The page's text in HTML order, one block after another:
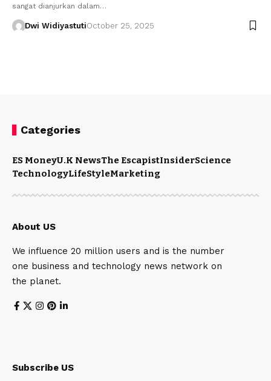
sangat dianjurkan dalam…
Dwi WidiyastutiOctober 25, 2025
Categories
ES MoneyU.K NewsThe EscapistInsiderScience
TechnologyLifeStyleMarketing
About US
We influence 20 million users and is the number
one business and technology news network on
the planet.
Subscribe US